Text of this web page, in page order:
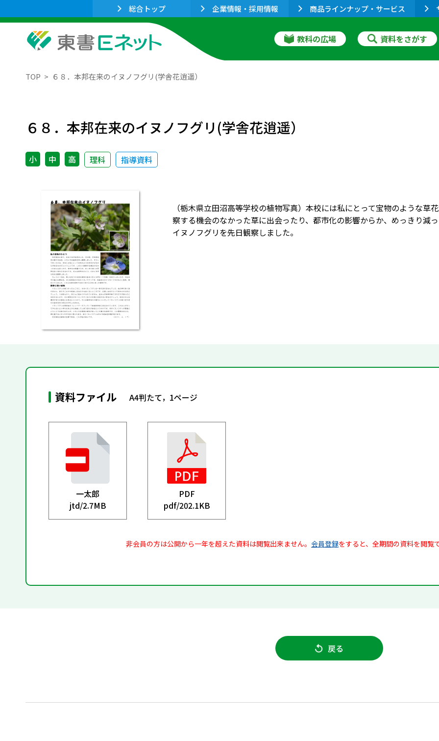
総合トップ 企業情報・採用情報 商品ラインナップ・サービス
教科の広場 資料をさがす
TOP ６８．本邦在来のイヌノフグリ(学舎花逍遥）
６８．本邦在来のイヌノフグリ(学舎花逍遥）
小 中 高 理科 指導資料
（栃木県立田沼高等学校の植物写真）本校には私にとって宝物のような
察する機会のなかった草に出会ったり、都市化の影響からか、めっきり減
イヌノフグリを先日観察しました。
資料ファイル A4判たて，1ページ
一太郎
jtd/2.7MB
PDF
pdf/202.1KB
非会員の方は公開から一年を超えた資料は閲覧出来ません。 会員登録をすると、全期間の資料を閲覧
戻る